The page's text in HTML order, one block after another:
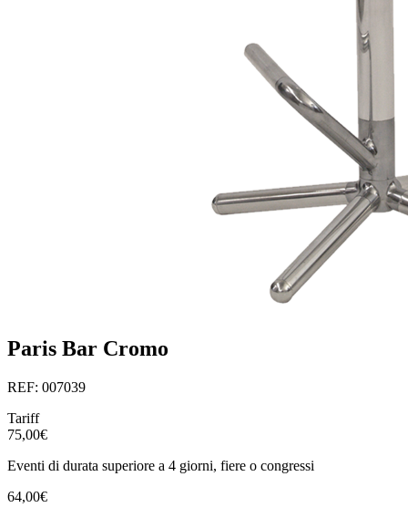
Paris Bar Cromo
REF: 007039
Tariff
75,00€
Eventi di durata superiore a 4 giorni, fiere o congressi
64,00€